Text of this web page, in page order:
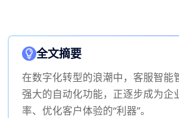
全文摘要
在数字化转型的浪潮中，客服智能
强大的自动化功能，正逐步成为企
率、优化客户体验的“利器”。